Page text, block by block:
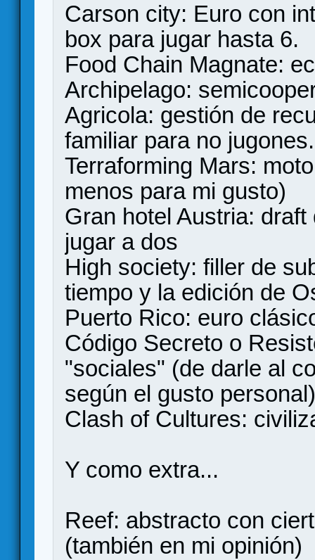
Carson city: Euro con
box para jugar hasta 6.
Food Chain Magnate:
Archipelago:
Agricola: gestión de
familiar para no jugones.
Terraforming Mars:
menos para mi gusto)
Gran hotel Austria:
jugar a dos
High society: filler de
tiempo y la edición de
Puerto Rico: euro
Código Secreto o
"sociales" (de darle al
según el gusto personal)
Clash of Cultures:
Y como extra...
Reef: abstracto con
(también en mi opinión)